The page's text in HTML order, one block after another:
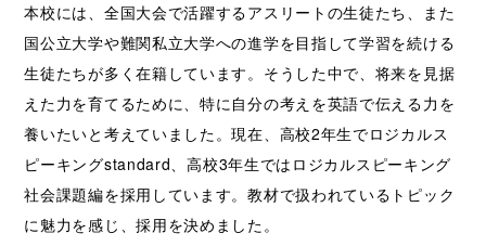
本校には、全国大会で活躍するアスリートの生徒たち、また
国公立大学や難関私立大学への進学を目指して学習を続ける
生徒たちが多く在籍しています。そうした中で、将来を見据
えた力を育てるために、特に自分の考えを英語で伝える力を
養いたいと考えていました。現在、高校2年生でロジカルス
ピーキングstandard、高校3年生ではロジカルスピーキング
社会課題編を採用しています。教材で扱われているトピック
に魅力を感じ、採用を決めました。